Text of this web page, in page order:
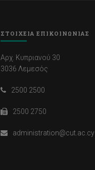
ΣΤΟΙΧΕΙΑ ΕΠΙΚΟΙΝΩΝΙΑΣ
Αρχ. Κυπριανού 30
3036 Λεμεσός
2500 2500
2500 2750
administration@cut.ac.cy